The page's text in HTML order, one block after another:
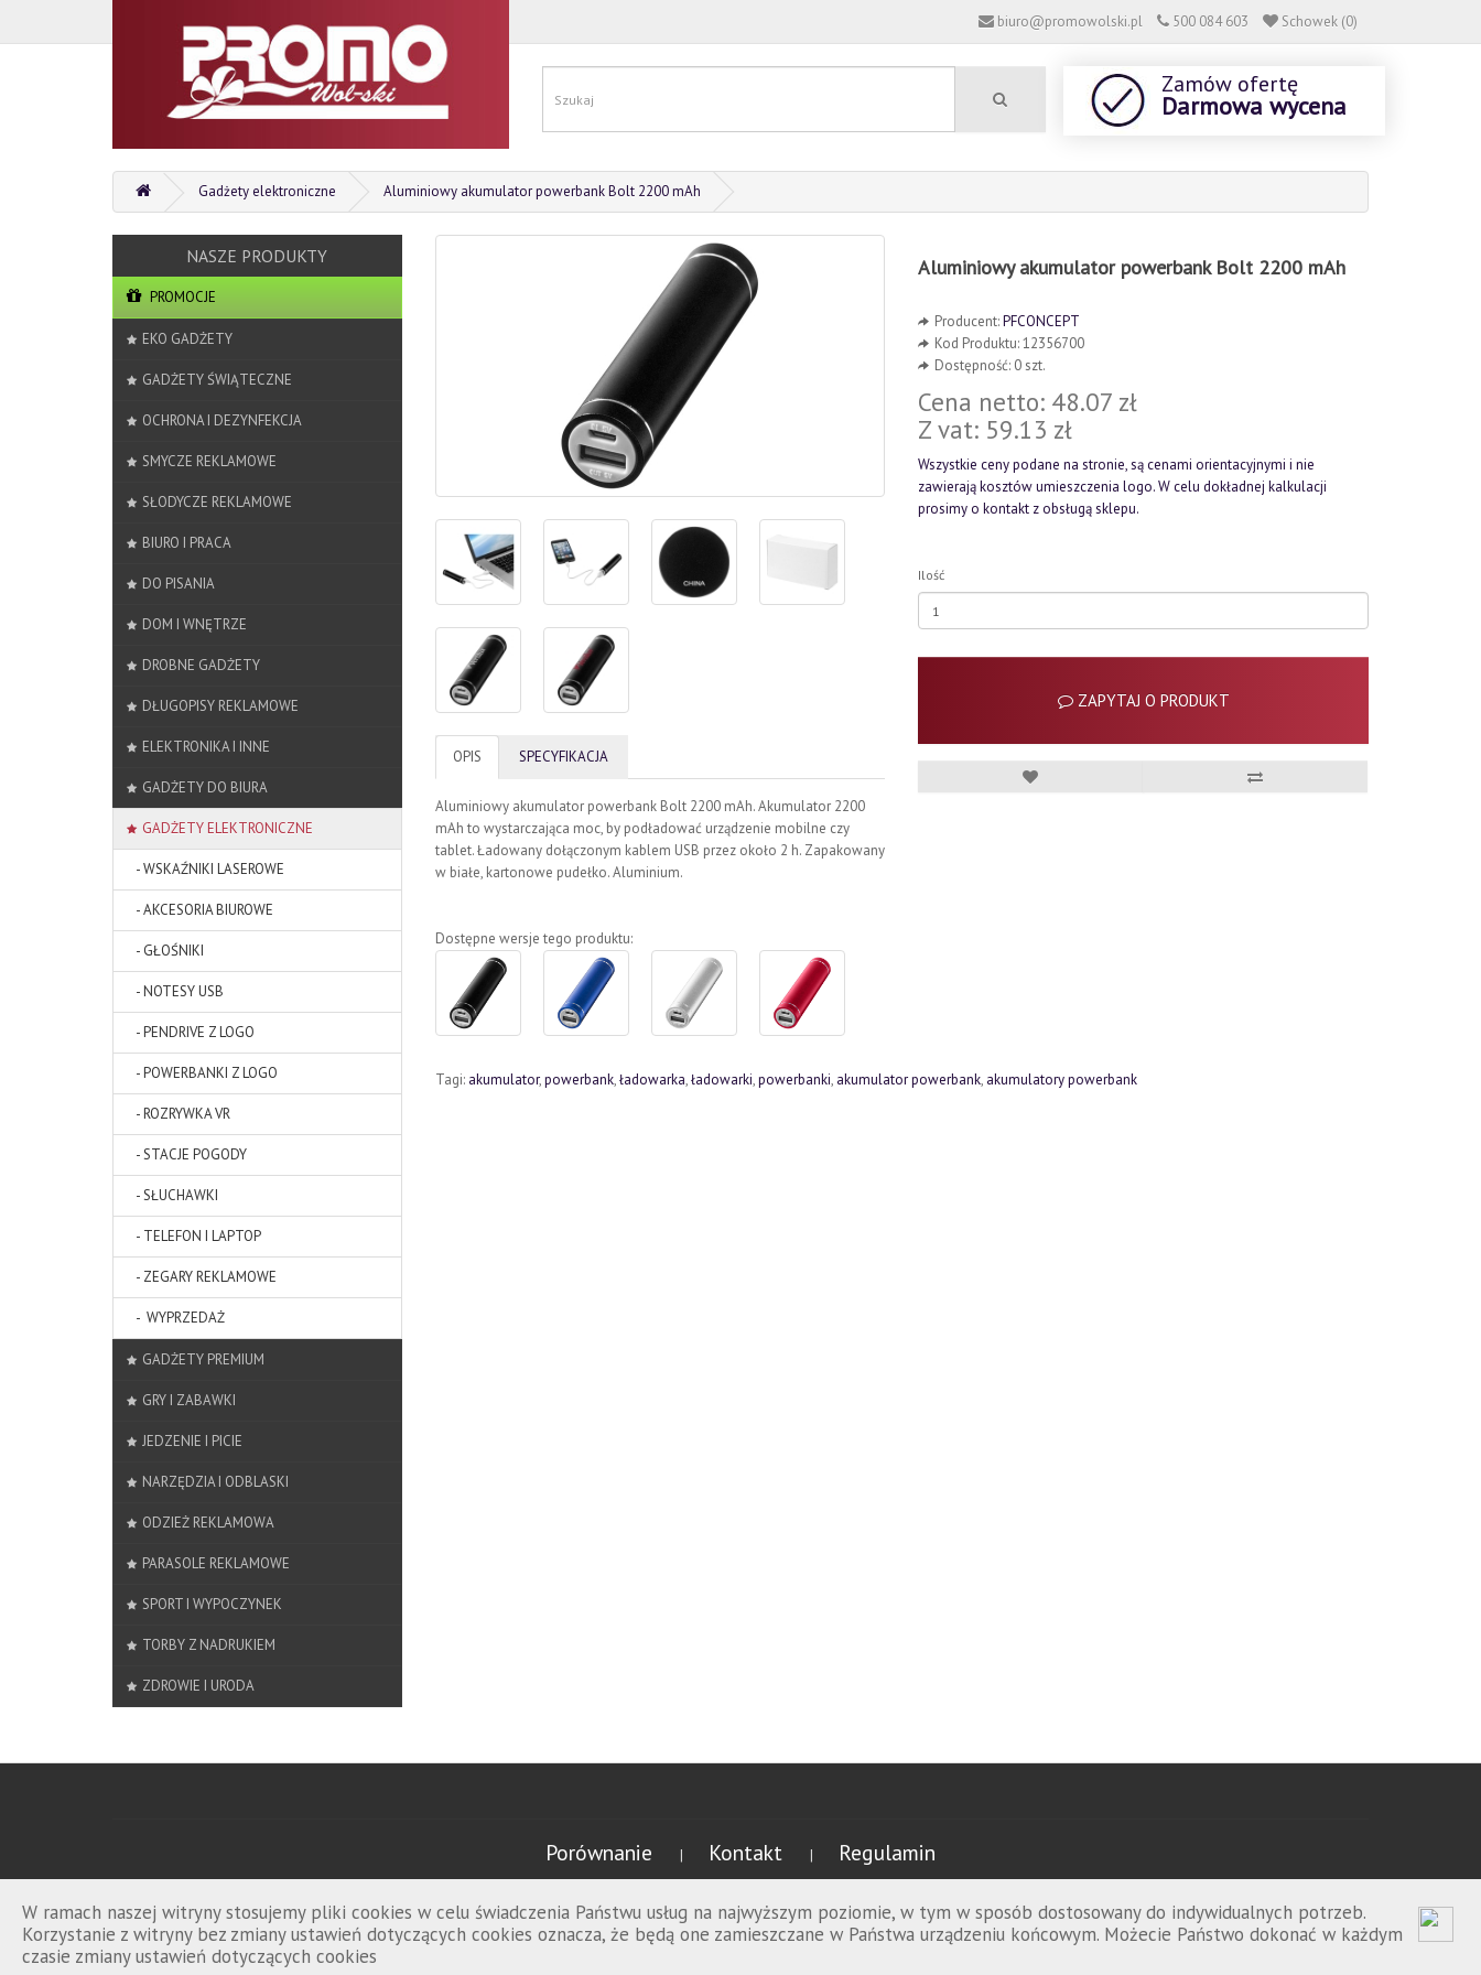
W ramach naszej witryny stosujemy pliki cookies w celu świadczenia Państwu usług na najwyższym poziomie, w tym w sposób dostosowany do indywidualnych potrzeb.
Korzystanie z witryny bez zmiany ustawień dotyczących cookies oznacza, że będą one zamieszczane w Państwa urządzeniu końcowym. Możecie Państwo dokonać w każdym
czasie zmiany ustawień dotyczących cookies
biuro@promowolski.pl 500 084 603 Schowek (0)
Zamów ofertę
Darmowa wycena
Gadżety elektroniczne Aluminiowy akumulator powerbank Bolt 2200 mAh
PROMOCJE
EKO GADŻETY
GADŻETY ŚWIĄTECZNE
OCHRONA I DEZYNFEKCJA
SMYCZE REKLAMOWE
SŁODYCZE REKLAMOWE
BIURO I PRACA
DO PISANIA
DOM I WNĘTRZE
DROBNE GADŻETY
DŁUGOPISY REKLAMOWE
ELEKTRONIKA I INNE
GADŻETY DO BIURA
GADŻETY ELEKTRONICZNE
- WSKAŹNIKI LASEROWE
- AKCESORIA BIUROWE
- GŁOŚNIKI
- NOTESY USB
- PENDRIVE Z LOGO
- POWERBANKI Z LOGO
- ROZRYWKA VR
- STACJE POGODY
- SŁUCHAWKI
- TELEFON I LAPTOP
- ZEGARY REKLAMOWE
- WYPRZEDAŻ
GADŻETY PREMIUM
GRY I ZABAWKI
JEDZENIE I PICIE
NARZĘDZIA I ODBLASKI
ODZIEŻ REKLAMOWA
PARASOLE REKLAMOWE
SPORT I WYPOCZYNEK
TORBY Z NADRUKIEM
ZDROWIE I URODA
OPIS SPECYFIKACJA
Aluminiowy akumulator powerbank Bolt 2200 mAh. Akumulator 2200
mAh to wystarczająca moc, by podładować urządzenie mobilne czy
tablet. Ładowany dołączonym kablem USB przez około 2 h. Zapakowany
w białe, kartonowe pudełko. Aluminium.
Aluminiowy akumulator powerbank Bolt 2200 mAh
Producent:PFCONCEPT
Kod Produktu: 12356700
Dostępność: 0 szt.
Cena netto: 48.07 zł
Z vat: 59.13 zł
Wszystkie ceny podane na stronie, są cenami orientacyjnymi i nie
zawierają kosztów umieszczenia logo. W celu dokładnej kalkulacji
prosimy o kontakt z obsługą sklepu.
Ilość
ZAPYTAJ O PRODUKT
Dostępne wersje tego produktu:
Tagi: akumulator,powerbank,ładowarka,ładowarki,powerbanki, akumulator powerbank, akumulatory powerbank
Porównanie | Kontakt | Regulamin
Promowolski.pl © 2026 wszelkie prawa zastrzeżone.